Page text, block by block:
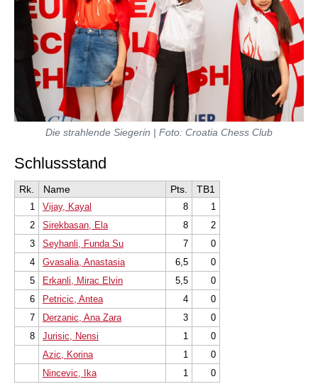
Die strahlende Siegerin | Foto: Croatia Chess Club
Schlussstand
Rk. Name Pts. TB1
1 Vijay, Kayal 8
1
2
Sirekbasan, Ela 8
2
3
Seyhanli, Funda Su 7
0
4
Gvasalia, Anastasia 6,5
0
5
Erkanli, Mirac Elvin 5,5
0
6
Petricic, Antea 4
0
7
Derzanic, Ana Zara 3
0
8
Jurisic, Nensi 1
0
Azic, Korina
1
0
Nincevic, Ika
1 0